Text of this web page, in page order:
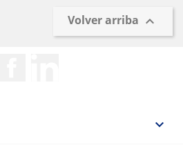
Volver arriba 
